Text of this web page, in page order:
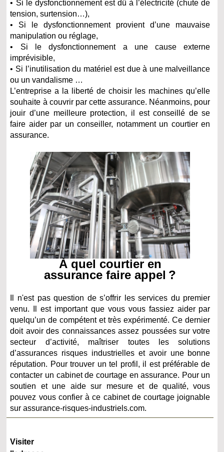
• Si le dysfonctionnement est dû à l’électricité (chute de
tension, surtension…),
• Si le dysfonctionnement provient d’une mauvaise
manipulation ou réglage,
• Si le dysfonctionnement a une cause externe
imprévisible,
• Si l’inutilisation du matériel est due à une malveillance
ou un vandalisme …
L’entreprise a la liberté de choisir les machines qu’elle
souhaite à couvrir par cette assurance. Néanmoins, pour
jouir d’une meilleure protection, il est conseillé de se
faire aider par un conseiller, notamment un courtier en
assurance.
À quel courtier en
assurance faire appel ?
Il n'est pas question de s’offrir les services du premier
venu. Il est important que vous vous fassiez aider par
quelqu’un de compétent et très expérimenté. Ce dernier
doit avoir des connaissances assez poussées sur votre
secteur d’activité, maîtriser toutes les solutions
d’assurances risques industrielles et avoir une bonne
réputation. Pour trouver un tel profil, il est préférable de
contacter un cabinet de courtage en assurance. Pour un
soutien et une aide sur mesure et de qualité, vous
pouvez vous confier à ce cabinet de courtage joignable
sur assurance-risques-industriels.com.
Visiter